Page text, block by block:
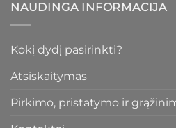
NAUDINGA INFORMACIJA
Kokį dydį pasirinkti?
Atsiskaitymas
Pirkimo, pristatymo ir